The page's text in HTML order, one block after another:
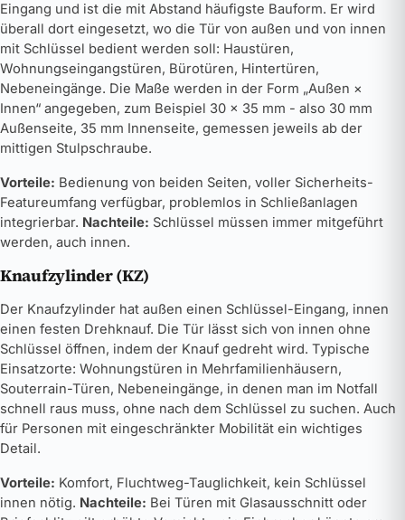
Eingang und ist die mit Abstand häufigste Bauform. Er wird
überall dort eingesetzt, wo die Tür von außen und von innen
mit Schlüssel bedient werden soll: Haustüren,
Wohnungseingangstüren, Bürotüren, Hintertüren,
Nebeneingänge. Die Maße werden in der Form „Außen ×
Innen“ angegeben, zum Beispiel 30 × 35 mm - also 30 mm
Außenseite, 35 mm Innenseite, gemessen jeweils ab der
mittigen Stulpschraube.
Vorteile: Bedienung von beiden Seiten, voller Sicherheits-
Featureumfang verfügbar, problemlos in Schließanlagen
integrierbar. Nachteile: Schlüssel müssen immer mitgeführt
werden, auch innen.
Knaufzylinder (KZ)
Der Knaufzylinder hat außen einen Schlüssel-Eingang, innen
einen festen Drehknauf. Die Tür lässt sich von innen ohne
Schlüssel öffnen, indem der Knauf gedreht wird. Typische
Einsatzorte: Wohnungstüren in Mehrfamilienhäusern,
Souterrain-Türen, Nebeneingänge, in denen man im Notfall
schnell raus muss, ohne nach dem Schlüssel zu suchen. Auch
für Personen mit eingeschränkter Mobilität ein wichtiges
Detail.
Vorteile: Komfort, Fluchtweg-Tauglichkeit, kein Schlüssel
innen nötig. Nachteile: Bei Türen mit Glasausschnitt oder